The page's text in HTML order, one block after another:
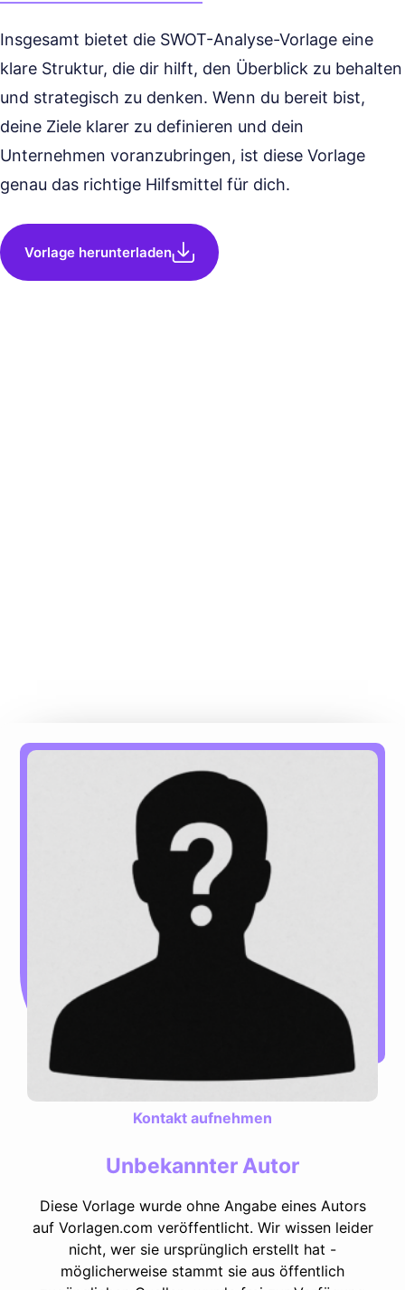
Insgesamt bietet die SWOT-Analyse-Vorlage eine
klare Struktur, die dir hilft, den Überblick zu behalten
und strategisch zu denken. Wenn du bereit bist,
deine Ziele klarer zu definieren und dein
Unternehmen voranzubringen, ist diese Vorlage
genau das richtige Hilfsmittel für dich.
Vorlage herunterladen
Kontakt aufnehmen
Unbekannter Autor
Diese Vorlage wurde ohne Angabe eines Autors
auf Vorlagen.com veröffentlicht. Wir wissen leider
nicht, wer sie ursprünglich erstellt hat -
möglicherweise stammt sie aus öffentlich